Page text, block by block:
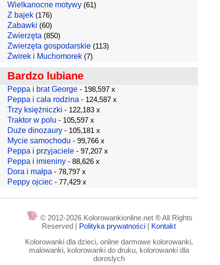
Wielkanocne motywy (61)
Z bajek (176)
Zabawki (60)
Zwierzęta (850)
Zwierzęta gospodarskie (113)
Żwirek i Muchomorek (7)
Bardzo lubiane
Peppa i brat George - 198,597 x
Peppa i cała rodzina - 124,587 x
Trzy księżniczki - 122,183 x
Traktor w polu - 105,597 x
Duże dinozaury - 105,181 x
Mycie samochodu - 99,766 x
Peppa i przyjaciele - 97,207 x
Peppa i imieniny - 88,626 x
Dora i małpa - 78,797 x
Peppy ojciec - 77,429 x
© 2012-2026 Kolorowankionline.net ® All Rights
Reserved | Polityka prywatności | Kontakt
Kolorowanki dla dzieci, online darmowe kolorowanki,
malowanki, kolorowanki do druku, kolorowanki dla
doroslych